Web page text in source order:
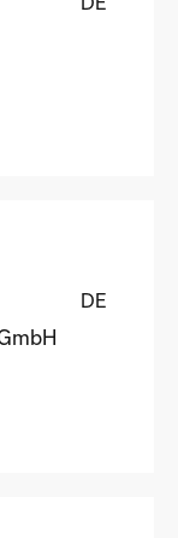
DE